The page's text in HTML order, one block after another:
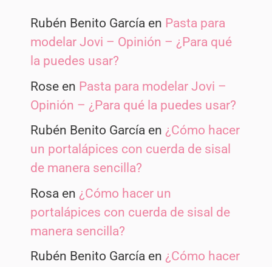
Rubén Benito García en Pasta para
modelar Jovi – Opinión – ¿Para qué
la puedes usar?
Rose en Pasta para modelar Jovi –
Opinión – ¿Para qué la puedes usar?
Rubén Benito García en ¿Cómo hacer
un portalápices con cuerda de sisal
de manera sencilla?
Rosa en ¿Cómo hacer un
portalápices con cuerda de sisal de
manera sencilla?
Rubén Benito García en ¿Cómo hacer